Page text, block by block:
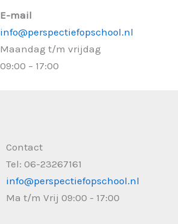
E-mail
info@perspectiefopschool.nl
Maandag t/m vrijdag
09:00 – 17:00
Contact
Tel: 06-23267161
info@perspectiefopschool.nl
Ma t/m Vrij 09:00 - 17:00